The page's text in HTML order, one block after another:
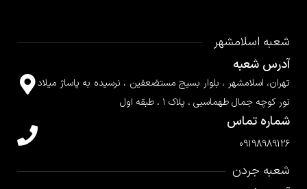
شعبه اسلامشهر
آدرس شعبه
تهران، اسلامشهر ، بلوار بسیج مستضعفین ، نرسیده به پاساژ میلاد
نور کوچه جمال طهماسبی ، پلاک ۱ ، طبقه اول
شماره تماس
09198989126
شعبه جردن